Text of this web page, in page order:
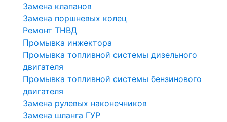
Замена клапанов
Замена поршневых колец
Ремонт ТНВД
Промывка инжектора
Промывка топливной системы дизельного
двигателя
Промывка топливной системы бензинового
двигателя
Замена рулевых наконечников
Замена шланга ГУР